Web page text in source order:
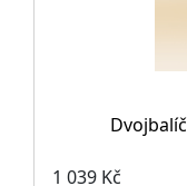
1 039 Kč